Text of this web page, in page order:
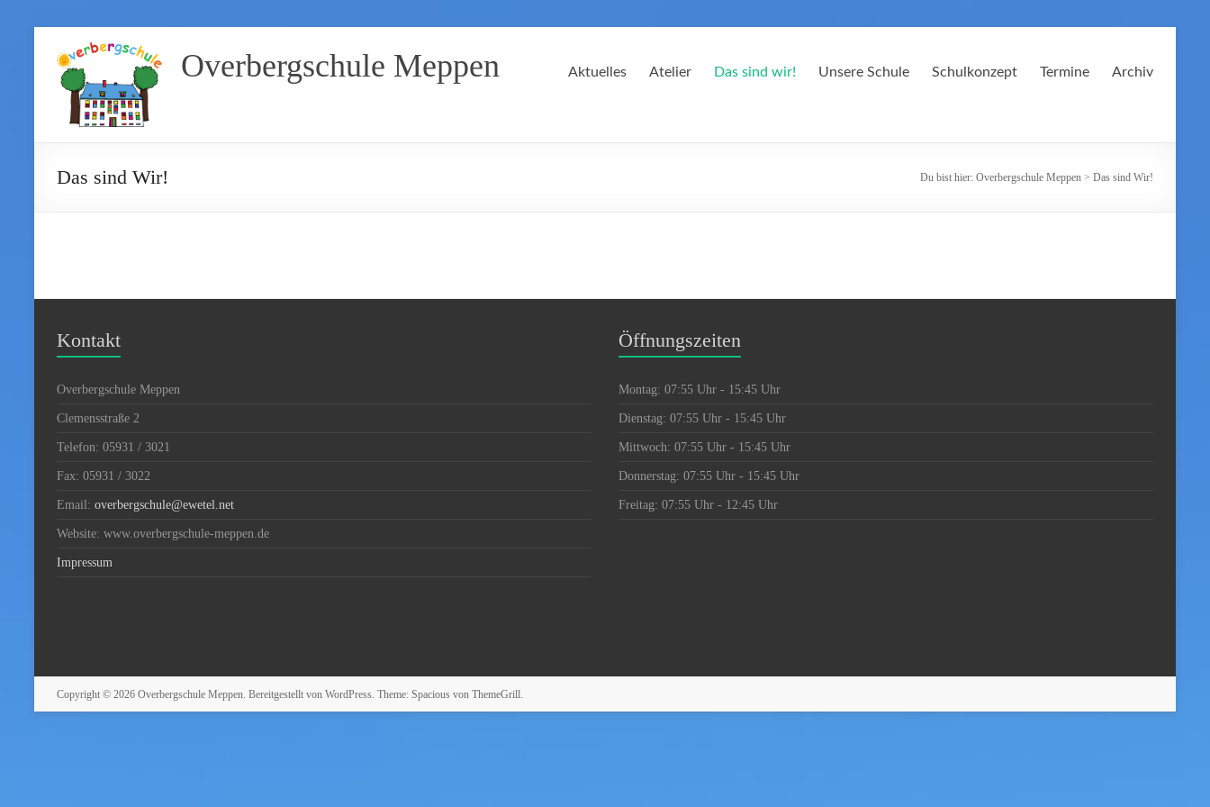
Overbergschule Meppen Aktuelles Atelier Das sind wir! Unsere Schule Schulkonzept Termine Archiv
Das sind Wir! Du bist hier: Overbergschule Meppen > Das sind Wir!
Kontakt
Overbergschule Meppen
Clemensstraße 2
Telefon: 05931 / 3021
Fax: 05931 / 3022
Email: overbergschule@ewetel.net
Website: www.overbergschule-meppen.de
Impressum
Öffnungszeiten
Montag: 07:55 Uhr - 15:45 Uhr
Dienstag: 07:55 Uhr - 15:45 Uhr
Mittwoch: 07:55 Uhr - 15:45 Uhr
Donnerstag: 07:55 Uhr - 15:45 Uhr
Freitag: 07:55 Uhr - 12:45 Uhr
Copyright © 2026 Overbergschule Meppen. Bereitgestellt von WordPress. Theme: Spacious von ThemeGrill.